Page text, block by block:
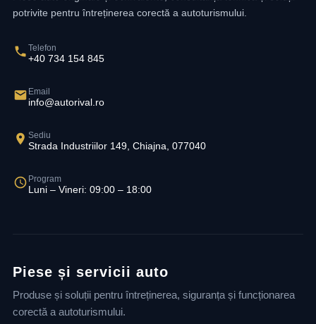
potrivite pentru întreținerea corectă a autoturismului.
Telefon
+40 734 154 845
Email
info@autorival.ro
Sediu
Strada Industriilor 149, Chiajna, 077040
Program
Luni – Vineri: 09:00 – 18:00
Piese și servicii auto
Produse și soluții pentru întreținerea, siguranța și funcționarea
corectă a autoturismului.